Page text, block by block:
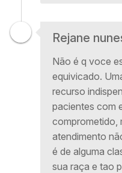
Rejane
Não é q voce
equivicado.
recurso
pacientes com
comprometido,
atendimento
é de alguma
sua raça e tao